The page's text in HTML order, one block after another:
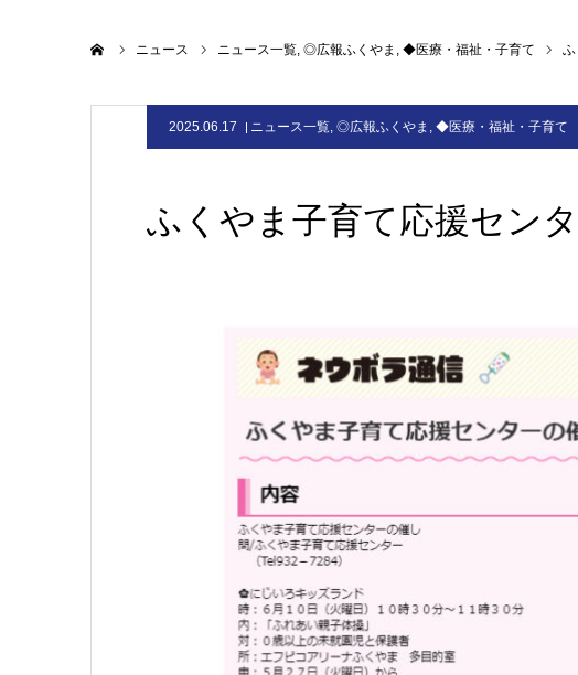
ニュース ニュース一覧 ◎広報ふくやま ◆医療・福祉・子育て ふ
2025.06.17 ニュース一覧, ◎広報ふくやま , ◆医療・福祉・子育て
ふくやま子育て応援セン